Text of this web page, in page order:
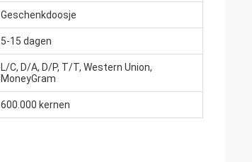
Geschenkdoosje
5-15 dagen
L/C, D/A, D/P, T/T, Western Union,
MoneyGram
600.000 kernen